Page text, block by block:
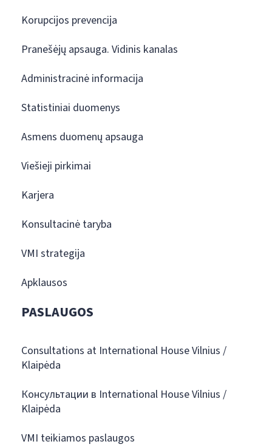
Korupcijos prevencija
Pranešėjų apsauga. Vidinis kanalas
Administracinė informacija
Statistiniai duomenys
Asmens duomenų apsauga
Viešieji pirkimai
Karjera
Konsultacinė taryba
VMI strategija
Apklausos
PASLAUGOS
Consultations at International House Vilnius /
Klaipėda
Консультации в International House Vilnius /
Klaipėda
VMI teikiamos paslaugos